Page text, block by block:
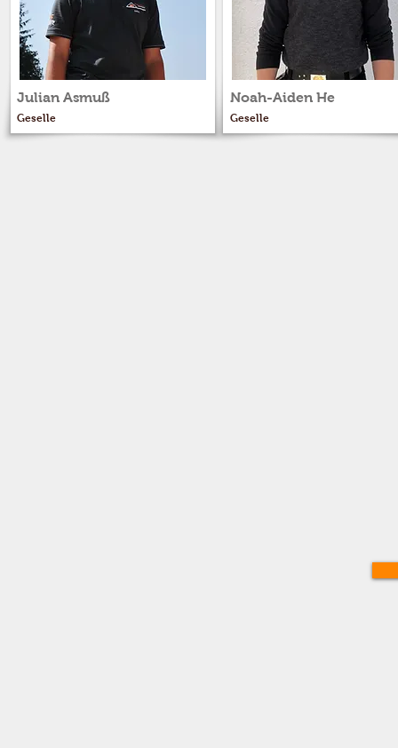
Julian Asmuß
Geselle
Noah-Aiden He
Geselle